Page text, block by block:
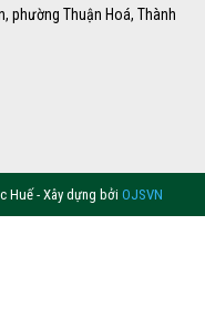
phường Thuận Hoá, Thành
Huế - Xây dựng bởi OJSVN